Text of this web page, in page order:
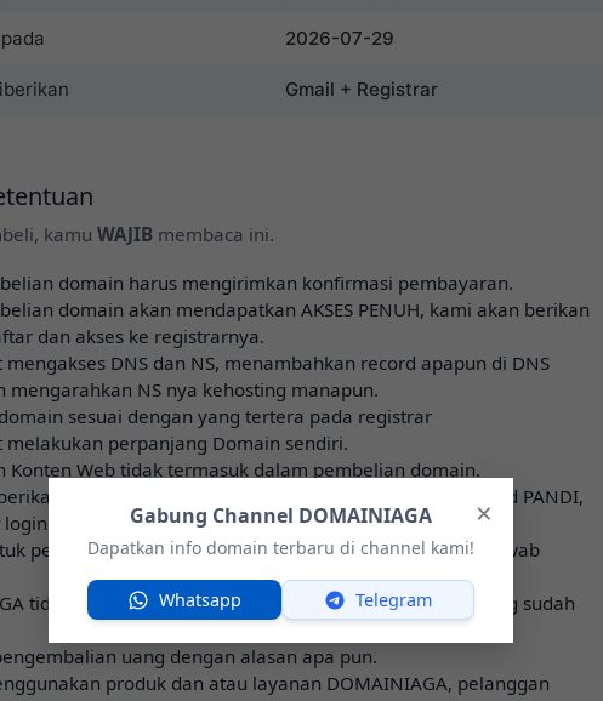
×
Gabung Channel DOMAINIAGA
Dapatkan info domain terbaru di channel kami!
Whatsapp Telegram
2026-07-29
Gmail + Registrar
kamu WAJIB membaca ini.
domain harus mengirimkan konfirmasi pembayaran.
domain akan mendapatkan AKSES PENUH, kami akan berikan
dan akses ke registrarnya.
DNS dan NS, menambahkan record apapun di DNS
mengarahkan NS nya kehosting manapun.
sesuai dengan yang tertera pada registrar
melakukan perpanjang Domain sendiri.
Konten Web tidak termasuk dalam pembelian domain.
Garansi apabila domain ternyata belum di approved PANDI,
ke GMAIL atau ke REGISTRAR
penggunaan domain sepenuhnya menjadi tanggung jawab
tidak bertanggung jawab atas penggunaan domain yang sudah
uang dengan alasan apa pun.
produk dan atau layanan DOMAINIAGA, pelanggan